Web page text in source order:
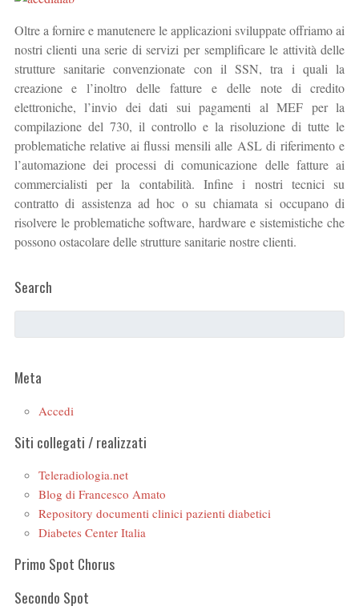
Oltre a fornire e manutenere le applicazioni sviluppate offriamo ai
nostri clienti una serie di servizi per semplificare le attività delle
strutture sanitarie convenzionate con il SSN, tra i quali la
creazione e l’inoltro delle fatture e delle note di credito
elettroniche, l’invio dei dati sui pagamenti al MEF per la
compilazione del 730, il controllo e la risoluzione di tutte le
problematiche relative ai flussi mensili alle ASL di riferimento e
l’automazione dei processi di comunicazione delle fatture ai
commercialisti per la contabilità. Infine i nostri tecnici su
contratto di assistenza ad hoc o su chiamata si occupano di
risolvere le problematiche software, hardware e sistemistiche che
possono ostacolare delle strutture sanitarie nostre clienti.
Search
Meta
Accedi
Siti collegati / realizzati
Teleradiologia.net
Blog di Francesco Amato
Repository documenti clinici pazienti diabetici
Diabetes Center Italia
Primo Spot Chorus
Secondo Spot